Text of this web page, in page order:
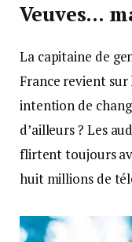
Veuves…
La capitaine de
France revient sur
intention de
d’ailleurs ? Les
flirtent toujours
huit millions de